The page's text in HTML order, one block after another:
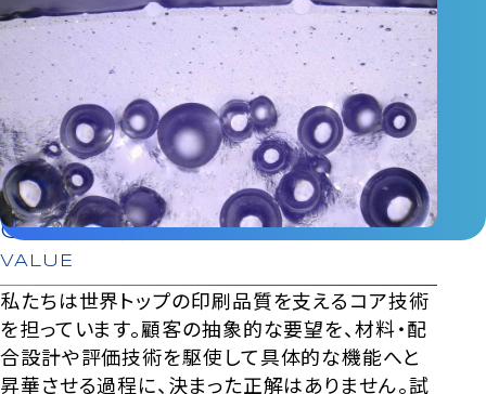
OA電材開発のやりがい
VALUE
私たちは世界トップの印刷品質を支えるコア技術
を担っています。顧客の抽象的な要望を、材料・配
合設計や評価技術を駆使して具体的な機能へと
昇華させる過程に、決まった正解はありません。試